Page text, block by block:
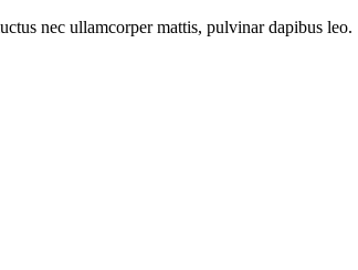
nec ullamcorper mattis, pulvinar dapibus leo.